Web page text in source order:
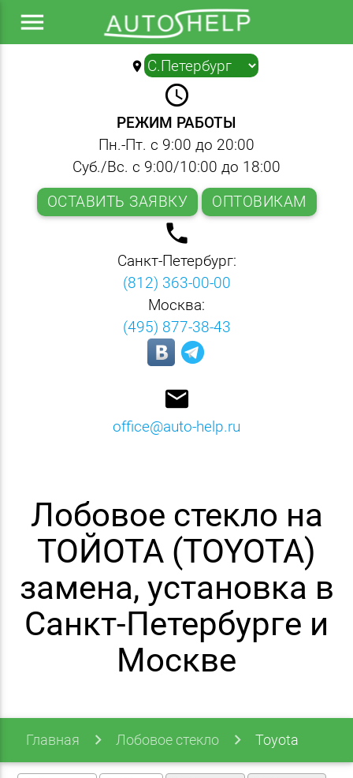
menu
location_on ▼
query_builder
РЕЖИМ РАБОТЫ
Пн.-Пт. с 9:00 до 20:00
Суб./Вс. с 9:00/10:00 до 18:00
ОСТАВИТЬ ЗАЯВКУ
ОПТОВИКАМ
local_phone
Санкт-Петербург:
(812) 363-00-00
Москва:
(495) 877-38-43
email
office@auto-help.ru
Лобовое стекло на
ТОЙОТА (TOYOTA)
замена, установка в
Санкт-Петербурге и
Москве
Главная Лобовое стекло Toyota